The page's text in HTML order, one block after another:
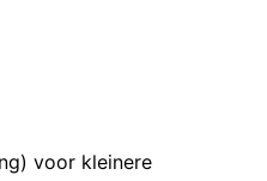
voor kleinere